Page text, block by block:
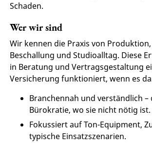
Schaden.
Wer wir sind
Wir kennen die Praxis von Produktion,
Beschallung und Studioalltag. Diese
in Beratung und Vertragsgestaltung
Versicherung funktioniert, wenn es
Branchennah und verständlich –
Bürokratie, wo sie nicht nötig ist.
Fokussiert auf Ton-Equipment,
typische Einsatzszenarien.